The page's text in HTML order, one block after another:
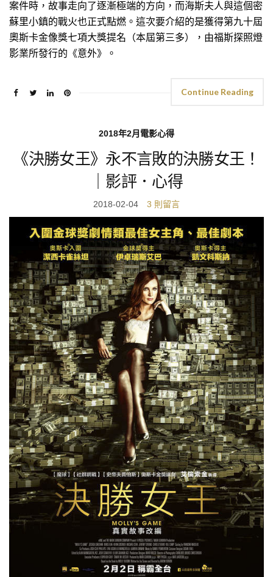
案件時，故事走向了逐漸極端的方向，而海斯夫人與這個密
蘇里小鎮的戰火也正式點燃。這次要介紹的是獲得第九十屆
奧斯卡金像獎七項大獎提名（本屆第三多），由福斯探照燈
影業所發行的《意外》。
Continue Reading
2018年2月電影心得
《決勝女王》永不言敗的決勝女王！
｜影評．心得
2018-02-04 3 則留言